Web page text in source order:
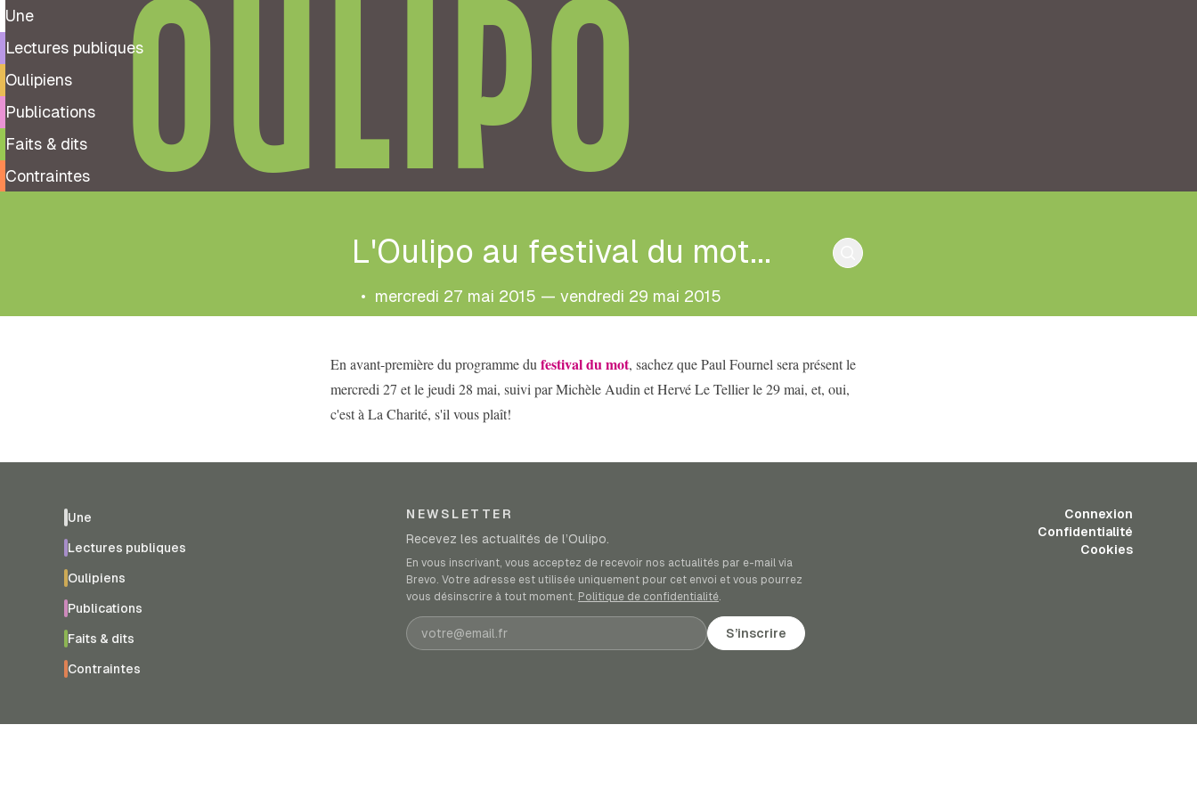
Une
Lectures publiques
Oulipiens
Publications
Faits & dits
Contraintes
OULIPO
L'Oulipo au festival du mot...
• mercredi 27 mai 2015 — vendredi 29 mai 2015
En avant-première du programme du festival du mot, sachez que Paul Fournel sera présent le
mercredi 27 et le jeudi 28 mai, suivi par Michèle Audin et Hervé Le Tellier le 29 mai, et, oui,
c'est à La Charité, s'il vous plaît!
Une
Lectures publiques
Oulipiens
Publications
Faits & dits
Contraintes
NEWSLETTER
Recevez les actualités de l’Oulipo.
En vous inscrivant, vous acceptez de recevoir nos actualités par e-mail via
Brevo. Votre adresse est utilisée uniquement pour cet envoi et vous pourrez
vous désinscrire à tout moment. Politique de confidentialité.
Adresse e-mail S’inscrire
Connexion
Confidentialité
Cookies